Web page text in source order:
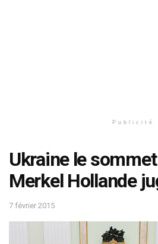
Publicité
Ukraine le
Merkel Hollande
7 février 2015